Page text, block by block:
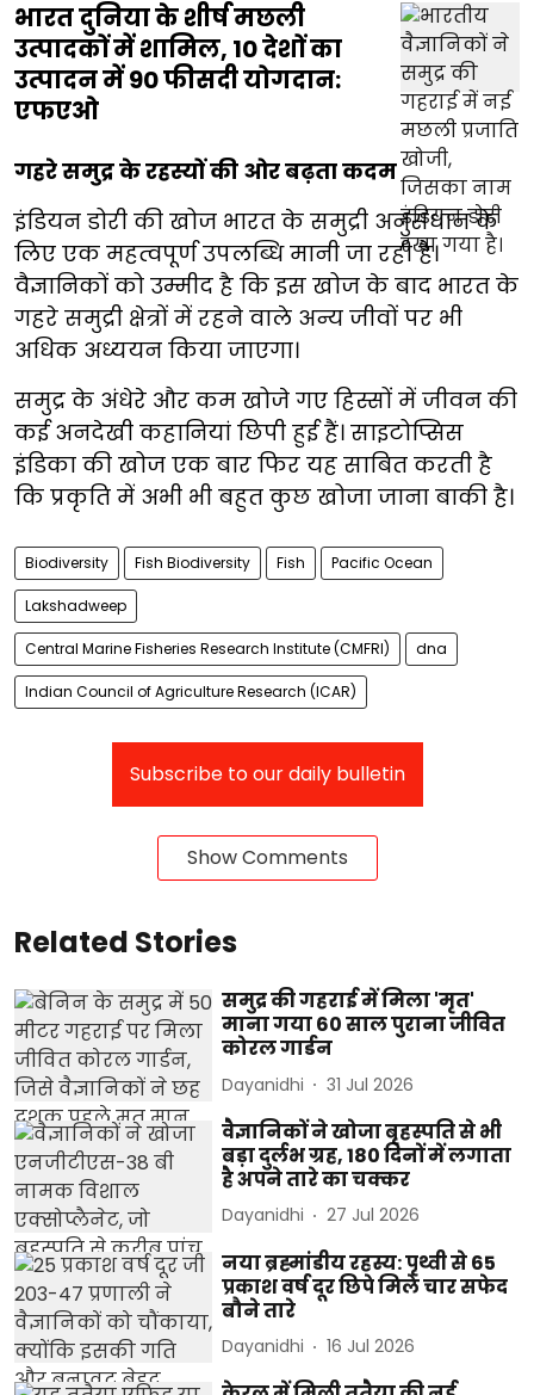
भारत दुनिया के शीर्ष मछली
उत्पादकों में शामिल, 10 देशों का
उत्पादन में 90 फीसदी योगदान:
एफएओ
गहरे समुद्र के रहस्यों की ओर बढ़ता कदम
इंडियन डोरी की खोज भारत के समुद्री अनुसंधान के
लिए एक महत्वपूर्ण उपलब्धि मानी जा रही है।
वैज्ञानिकों को उम्मीद है कि इस खोज के बाद भारत के
गहरे समुद्री क्षेत्रों में रहने वाले अन्य जीवों पर भी
अधिक अध्ययन किया जाएगा।
समुद्र के अंधेरे और कम खोजे गए हिस्सों में जीवन की
कई अनदेखी कहानियां छिपी हुई हैं। साइटोप्सिस
इंडिका की खोज एक बार फिर यह साबित करती है
कि प्रकृति में अभी भी बहुत कुछ खोजा जाना बाकी है।
Biodiversity Fish Biodiversity Fish Pacific Ocean
Lakshadweep
Central Marine Fisheries Research Institute (CMFRI) dna
Indian Council of Agriculture Research (ICAR)
Subscribe to our daily bulletin
Show Comments
Related Stories
समुद्र की गहराई में मिला 'मृत'
माना गया 60 साल पुराना जीवित
कोरल गार्डन
Dayanidhi 31 Jul 2026
वैज्ञानिकों ने खोजा बृहस्पति से भी
बड़ा दुर्लभ ग्रह, 180 दिनों में लगाता
है अपने तारे का चक्कर
Dayanidhi 27 Jul 2026
नया ब्रह्मांडीय रहस्य: पृथ्वी से 65
प्रकाश वर्ष दूर छिपे मिले चार सफेद
बौने तारे
Dayanidhi 16 Jul 2026